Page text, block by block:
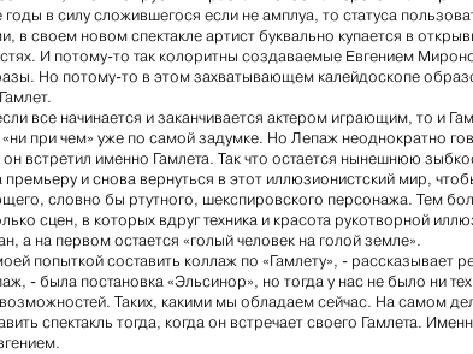
годы в силу сложившегося если не амплуа, то статуса
в своем новом спектакле артист буквально купается в
И потому-то так колоритны создаваемые Евгением
Но потому-то в этом захватывающем калейдоскопе
все начинается и заканчивается актером играющим, то и
«ни при чем» уже по самой задумке. Но Лепаж неоднократно
встретил именно Гамлета. Так что остается нынешнюю
премьеру и снова вернуться в этот иллюзионистский мир,
словно бы ртутного, шекспировского персонажа. Тем
сцен, в которых вдруг техника и красота рукотворной
а на первом остается «голый человек на голой земле».
попыткой составить коллаж по «Гамлету», - рассказывает
- была постановка «Эльсинор», но тогда у нас не было ни
возможностей. Таких, какими мы обладаем сейчас. На самом
спектакль тогда, когда он встречает своего Гамлета.